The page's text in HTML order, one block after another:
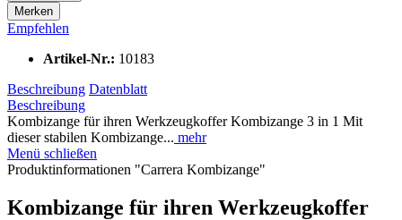
Merken
Empfehlen
Artikel-Nr.: 10183
Beschreibung Datenblatt
Beschreibung
Kombizange für ihren Werkzeugkoffer Kombizange 3 in 1 Mit
dieser stabilen Kombizange... mehr
Menü schließen
Produktinformationen "Carrera Kombizange"
Kombizange für ihren Werkzeugkoffer